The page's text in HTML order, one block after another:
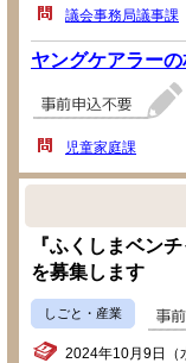
議会事務局議事課
ヤングケアラー
児童家庭課
『ふくしまベン
を募集します
しごと・産業
2024年10月9日（